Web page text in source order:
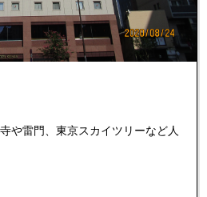
や雷門、東京スカイツリーなど人